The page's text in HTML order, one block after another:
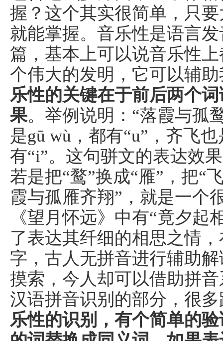
握？这个其实很简单，只
就能掌握。音乐性是语言
篇，基本上可以说音乐性
个伟大的发明，它可以辅
乐性的关键在于前后两个
果。举例说明：“落霞与孤
是gū wù，都有“u”，齐飞
有“i”。这句骈文的表达效
若是把“鹜”换成“雁”，把“
霞与孤雁齐翔”，就是一个
《望月怀远》中有“竟夕起
了表达其纤细的相思之情
字，古人无拼音进行辅助
摸索，今人却可以借助拼
汉语拼音识别的部分，很
乐性的识别，有个简单的